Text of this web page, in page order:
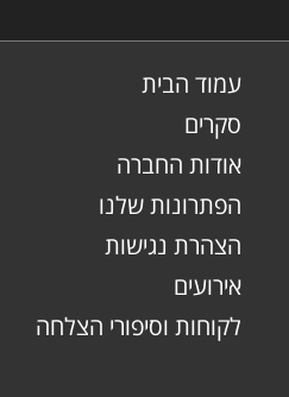
עמוד הבית
סקרים
אודות החברה
הפתרונות שלנו
הצהרת נגישות
אירועים
לקוחות וסיפורי הצלחה